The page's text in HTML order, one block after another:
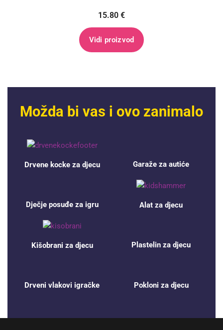
15.80 €
Vidi proizvod
Možda bi vas i ovo zanimalo
Drvene kocke za djecu Garaže za autiće
Dječje posuđe za igru Alat za djecu
Kišobrani za djecu Plastelin za djecu
Drveni vlakovi igračke Pokloni za djecu